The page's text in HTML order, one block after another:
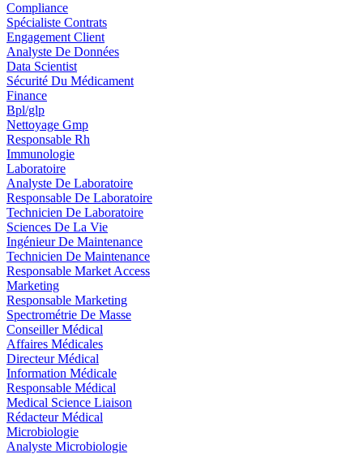
Compliance
Spécialiste Contrats
Engagement Client
Analyste De Données
Data Scientist
Sécurité Du Médicament
Finance
Bpl/glp
Nettoyage Gmp
Responsable Rh
Immunologie
Laboratoire
Analyste De Laboratoire
Responsable De Laboratoire
Technicien De Laboratoire
Sciences De La Vie
Ingénieur De Maintenance
Technicien De Maintenance
Responsable Market Access
Marketing
Responsable Marketing
Spectrométrie De Masse
Conseiller Médical
Affaires Médicales
Directeur Médical
Information Médicale
Responsable Médical
Medical Science Liaison
Rédacteur Médical
Microbiologie
Analyste Microbiologie